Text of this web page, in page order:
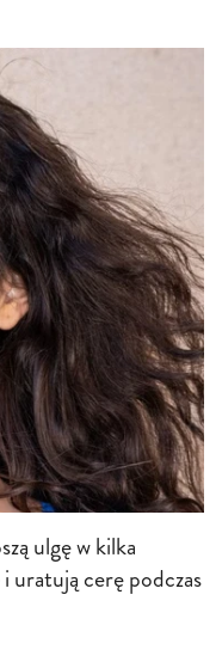
ulgę w kilka
uratują cerę podczas